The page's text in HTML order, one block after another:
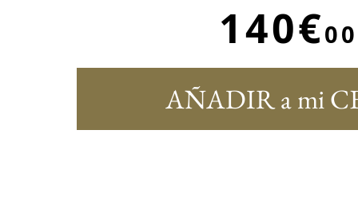
140€00
AÑADIR a mi